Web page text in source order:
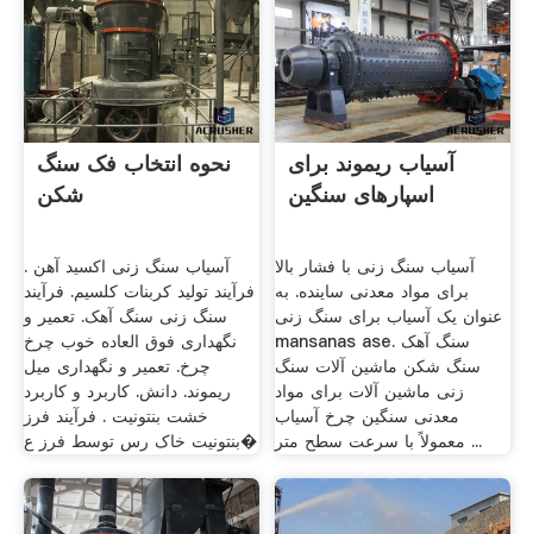
نحوه انتخاب فک سنگ
شکن
آسیاب سنگ زنی اکسید آهن .
فرآیند تولید کربنات کلسیم. فرآیند
سنگ زنی سنگ آهک. تعمیر و
نگهداری فوق العاده خوب چرخ
چرخ. تعمیر و نگهداری میل
ریموند. دانش. کاربرد و کاربرد
خشت بنتونیت . فرآیند فرز
بنتونیت خاک رس توسط فرز ع�
آسیاب ریموند برای
اسپارهای سنگین
آسیاب سنگ زنی با فشار بالا
برای مواد معدنی ساینده. به
عنوان یک آسیاب برای سنگ زنی
mansanas ase. سنگ آهک
سنگ شکن ماشین آلات سنگ
زنی ماشین آلات برای مواد
معدنی سنگین چرخ آسیاب
معمولاً با سرعت سطح متر ...